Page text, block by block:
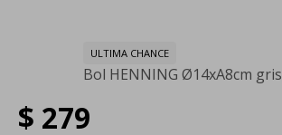
ULTIMA CHANCE
Bol HENNING Ø14xA8cm gris
$ 279